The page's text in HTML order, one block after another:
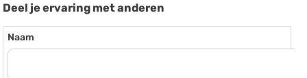
Deel je ervaring met anderen
Naam